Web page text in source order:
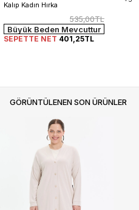
Kalıp Kadın Hırka
535,00TL
Büyük Beden Mevcuttur
SEPETTE NET 401,25TL
GÖRÜNTÜLENEN SON ÜRÜNLER